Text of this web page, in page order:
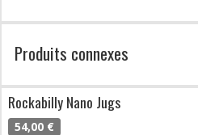
Produits connexes
Rockabilly Nano Jugs
54,00 €